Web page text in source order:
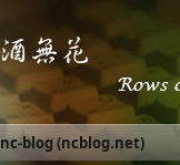
nc-blog (ncblog.net)